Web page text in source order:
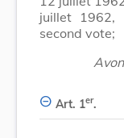
juillet 1962,
second vote;
Art. 1er.